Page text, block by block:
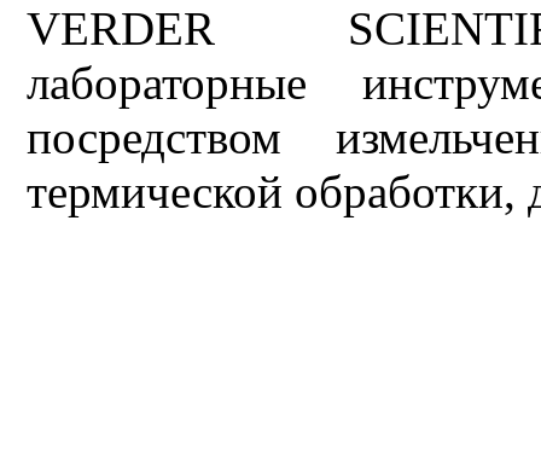
VERDER
лабораторные
посредством
термической обработки,